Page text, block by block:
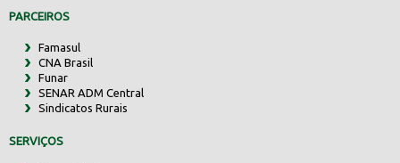
PARCEIROS
Famasul
CNA Brasil
Funar
SENAR ADM Central
Sindicatos Rurais
SERVIÇOS